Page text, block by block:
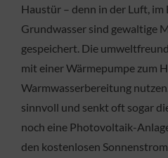
Haustür – denn in der Luft, im
Grundwasser sind gewaltige
gespeichert. Die
mit einer Wärmepumpe zum
Warmwasserbereitung
sinnvoll und senkt oft sogar
noch eine Photovoltaik-
den kostenlosen